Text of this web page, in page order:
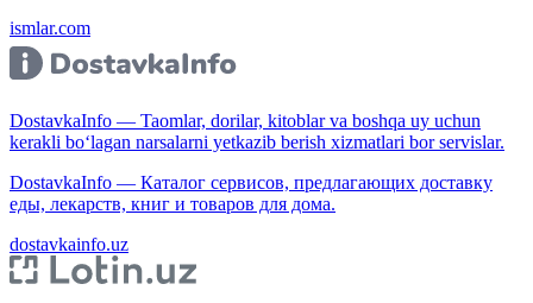
ismlar.com
DostavkaInfo — Taomlar, dorilar, kitoblar va boshqa uy uchun
kerakli bo‘lagan narsalarni yetkazib berish xizmatlari bor servislar.
DostavkaInfo — Каталог сервисов, предлагающих доставку
еды, лекарств, книг и товаров для дома.
dostavkainfo.uz